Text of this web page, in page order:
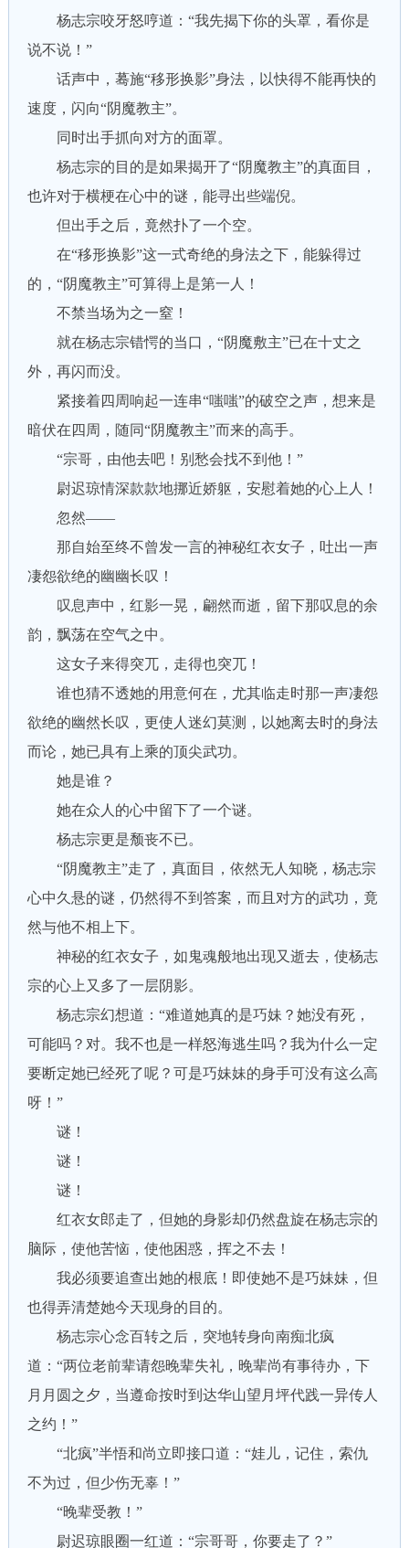
杨志宗咬牙怒哼道：“我先揭下你的头罩，看你是
说不说！”
话声中，蓦施“移形换影”身法，以快得不能再快的
速度，闪向“阴魔教主”。
同时出手抓向对方的面罩。
杨志宗的目的是如果揭开了“阴魔教主”的真面目，
也许对于横梗在心中的谜，能寻出些端倪。
但出手之后，竟然扑了一个空。
在“移形换影”这一式奇绝的身法之下，能躲得过
的，“阴魔教主”可算得上是第一人！
不禁当场为之一窒！
就在杨志宗错愕的当口，“阴魔敷主”已在十丈之
外，再闪而没。
紧接着四周响起一连串“嗤嗤”的破空之声，想来是
暗伏在四周，随同“阴魔教主”而来的高手。
“宗哥，由他去吧！别愁会找不到他！”
尉迟琼情深款款地挪近娇躯，安慰着她的心上人！
忽然——
那自始至终不曾发一言的神秘红衣女子，吐出一声
凄怨欲绝的幽幽长叹！
叹息声中，红影一晃，翩然而逝，留下那叹息的余
韵，飘荡在空气之中。
这女子来得突兀，走得也突兀！
谁也猜不透她的用意何在，尤其临走时那一声凄怨
欲绝的幽然长叹，更使人迷幻莫测，以她离去时的身法
而论，她已具有上乘的顶尖武功。
她是谁？
她在众人的心中留下了一个谜。
杨志宗更是颓丧不已。
“阴魔教主”走了，真面目，依然无人知晓，杨志宗
心中久悬的谜，仍然得不到答案，而且对方的武功，竟
然与他不相上下。
神秘的红衣女子，如鬼魂般地出现又逝去，使杨志
宗的心上又多了一层阴影。
杨志宗幻想道：“难道她真的是巧妹？她没有死，
可能吗？对。我不也是一样怒海逃生吗？我为什么一定
要断定她已经死了呢？可是巧妹妹的身手可没有这么高
呀！”
谜！
谜！
谜！
红衣女郎走了，但她的身影却仍然盘旋在杨志宗的
脑际，使他苦恼，使他困惑，挥之不去！
我必须要追查出她的根底！即使她不是巧妹妹，但
也得弄清楚她今天现身的目的。
杨志宗心念百转之后，突地转身向南痴北疯
道：“两位老前辈请怨晚辈失礼，晚辈尚有事待办，下
月月圆之夕，当遵命按时到达华山望月坪代践一异传人
之约！”
“北疯”半悟和尚立即接口道：“娃儿，记住，索仇
不为过，但少伤无辜！”
“晚辈受教！”
尉迟琼眼圈一红道：“宗哥哥，你要走了？”